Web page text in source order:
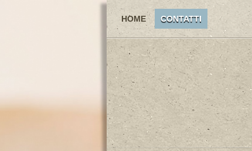
HOME CONTATTI